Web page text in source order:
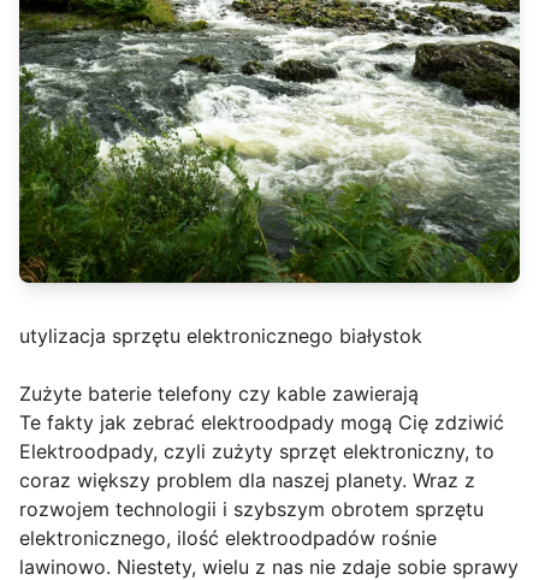
utylizacja sprzętu elektronicznego białystok
Zużyte baterie telefony czy kable zawierają
Te fakty jak zebrać elektroodpady mogą Cię zdziwić
Elektroodpady, czyli zużyty sprzęt elektroniczny, to
coraz większy problem dla naszej planety. Wraz z
rozwojem technologii i szybszym obrotem sprzętu
elektronicznego, ilość elektroodpadów rośnie
lawinowo. Niestety, wielu z nas nie zdaje sobie sprawy